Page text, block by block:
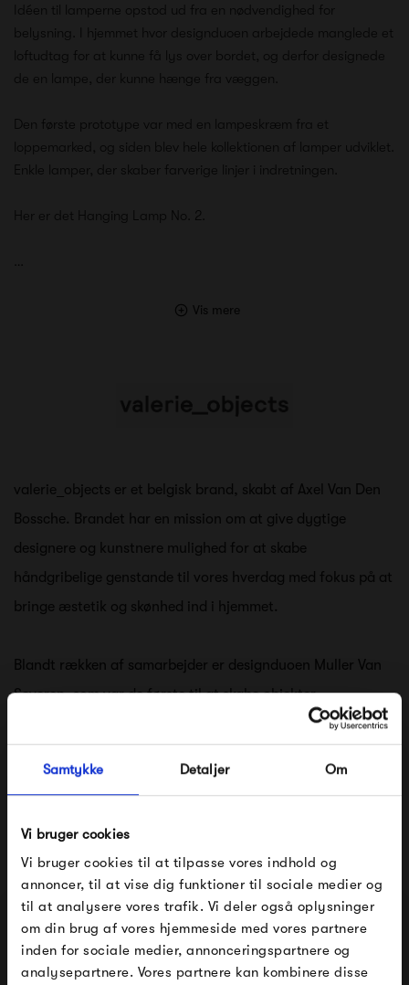
Samtykke Detaljer Om
Vi bruger cookies
Vi bruger cookies til at tilpasse vores indhold og
annoncer, til at vise dig funktioner til sociale medier og
til at analysere vores trafik. Vi deler også oplysninger
om din brug af vores hjemmeside med vores partnere
inden for sociale medier, annonceringspartnere og
analysepartnere. Vores partnere kan kombinere disse
Idéen til lamperne opstod ud fra en nødvendighed for
belysning. I hjemmet hvor designduoen arbejdede manglede et
loftudtag for at kunne få lys over bordet, og derfor designede
de en lampe, der kunne hænge fra væggen.
Den første prototype var med en lampeskræm fra et
loppemarked, og siden blev hele kollektionen af lamper udviklet.
Enkle lamper, der skaber farverige linjer i indretningen.
Her er det Hanging Lamp No. 2.
…
Vis mere
valerie_objects er et belgisk brand, skabt af Axel Van Den
Bossche. Brandet har en mission om at give dygtige
designere og kunstnere mulighed for at skabe
håndgribelige genstande til vores hverdag med fokus på at
bringe æstetik og skønhed ind i hjemmet.
Blandt rækken af samarbejder er designduoen Muller Van
Severen, som var de første til at skabe objekter
for valerie_objects. Der er både veletablerede samt nye,
dag. Alle med det tilfælles at de har en genkendelig stil og
valerie_objects tilbyder objekter designet til at blive brugt i
dagligdagen. Unikke, tilgængelige og smukke kreationer.
Se alle varer fra valerie_objects
FÅ 10% PÅ DIN NÆSTE ORDRE
Indtast din e-mail, så sender vi rabatkoden til dig på